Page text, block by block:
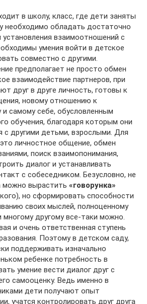
в школу, класс, где дети заняты
необходимо обладать достаточно
взаимоотношений с
умения войти в детское
совместно с другими.
предполагает не просто обмен
взаимодействие партнеров, при
друг в друге личность, готовы к
новому отношению к
самому себе, обусловленным
обучения, благодаря которым они
другими детьми, взрослыми. Для
личностное общение, обмен
поиск взаимопонимания,
диалог и устанавливать
с собеседником. Безусловно, не
можно вырастить «говорунка»
но сформировать способности
своих мыслей, полноценному
другому все-таки можно.
и очень ответственная ступень
Поэтому в детском саду,
поддерживать изначально
ребенке потребность в
умение вести диалог друг с
самооценку. Ведь именно в
дети получают опыт
учатся контролировать друг друга